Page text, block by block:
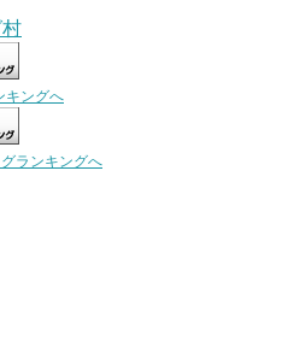
キングへ
ランキングへ